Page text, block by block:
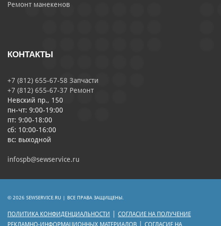
Ремонт манекенов
КОНТАКТЫ
+7 (812) 655-67-58 Запчасти
+7 (812) 655-67-37 Ремонт
Невский пр., 150
пн-чт: 9:00-19:00
пт: 9:00-18:00
сб: 10:00-16:00
вс: выходной
infospb@sewservice.ru
© 2026 SEWSERVICE.RU | ВСЕ ПРАВА ЗАЩИЩЕНЫ.
ПОЛИТИКА КОНФИДЕНЦИАЛЬНОСТИ
СОГЛАСИЕ НА ПОЛУЧЕНИЕ
РЕКЛАМНО-ИНФОРМАЦИОННЫХ МАТЕРИАЛОВ
СОГЛАСИЕ НА